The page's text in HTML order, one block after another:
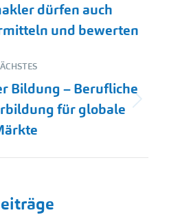
Vorheriger
Beitrag:
dürfen auch
und bewerten
Nächster
Beitrag:
Bildung – Berufliche
für globale